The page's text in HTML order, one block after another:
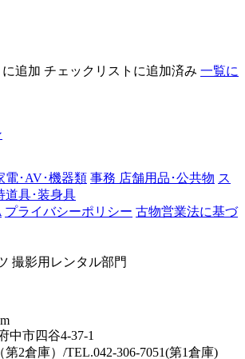
追加 チェックリストに追加済み 一覧に
電･AV･機器類 事務 店舗用品･公共物 ス
道具･装身具
プライバシーポリシー 古物営業法に基づ
撮影用レンタル部門
中市四谷4-37-1
第2倉庫）/TEL.042-306-7051(第1倉庫)